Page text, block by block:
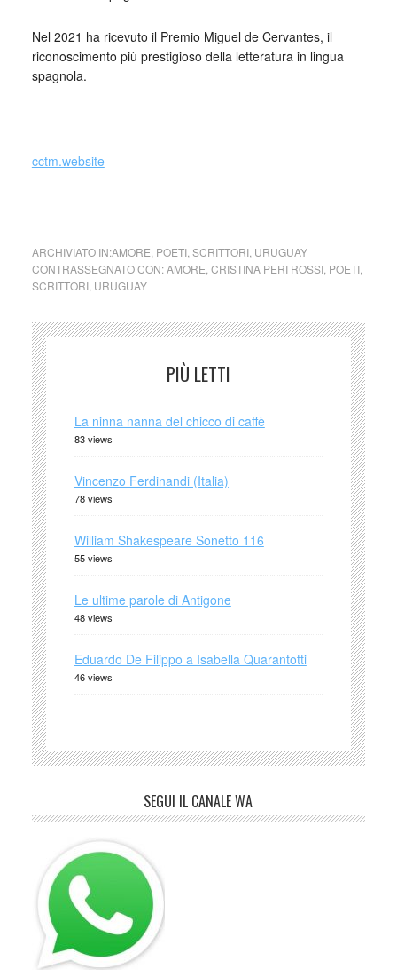
Nel 2021 ha ricevuto il Premio Miguel de Cervantes, il
riconoscimento più prestigioso della letteratura in lingua
spagnola.
cctm.website
ARCHIVIATO IN:AMORE POETI, SCRITTORI, URUGUAY
CONTRASSEGNATO CON:AMORE CRISTINA PERI ROSSI, POETI,
SCRITTORI, URUGUAY
PIÙ LETTI
La ninna nanna del chicco di caffè
83 views
Vincenzo Ferdinandi (Italia)
78 views
William Shakespeare Sonetto 116
55 views
Le ultime parole di Antigone
48 views
Eduardo De Filippo a Isabella Quarantotti
46 views
SEGUI IL CANALE WA